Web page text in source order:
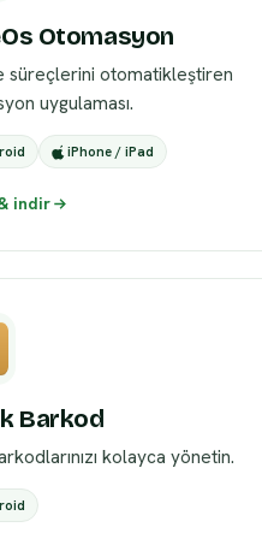
Otomasyon
süreçlerini otomatikleştiren
uygulaması.
iPhone / iPad
indir
Barkod
kolayca yönetin.